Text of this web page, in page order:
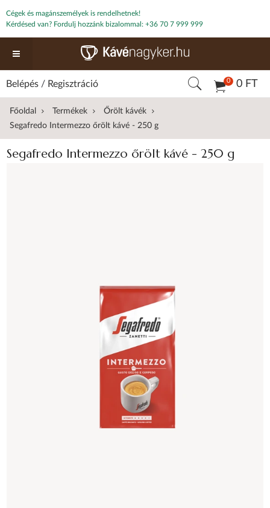
Cégek és magánszemélyek is rendelhetnek!
Kérdésed van? Fordulj hozzánk bizalommal: +36 70 7 999 999
0 0 FT
Belépés / Regisztráció
Főoldal Termékek
Őrölt kávék
Segafredo Intermezzo őrölt kávé - 250 g
Segafredo Intermezzo őrölt kávé - 250 g